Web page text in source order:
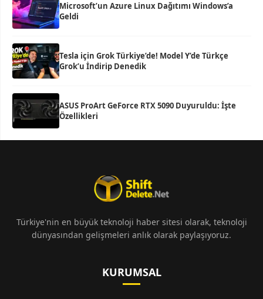
Microsoft’un Azure Linux Dağıtımı Windows’a
Geldi
Tesla için Grok Türkiye’de! Model Y’de Türkçe
Grok’u İndirip Denedik
ASUS ProArt GeForce RTX 5090 Duyuruldu: İşte
Özellikleri
Türkiye'nin en büyük teknoloji haber sitesi olarak, teknoloji
dünyasından gelişmeleri anlık olarak paylaşıyoruz.
KURUMSAL